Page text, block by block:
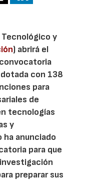
Tecnológico y
) abrirá el
con 138
para
de
tecnologías
y
ha anunciado
para que
preparar sus